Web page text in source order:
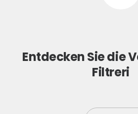
Entdecken Sie die
Filtreri